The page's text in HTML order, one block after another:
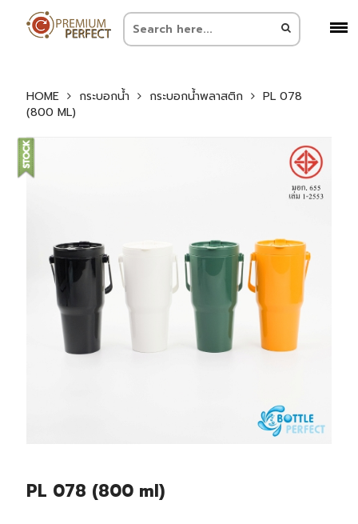
HOME กระบอกน้ำ กระบอกน้ำพลาสติก
PL 078
(800 ML)
PL 078 (800 ml)